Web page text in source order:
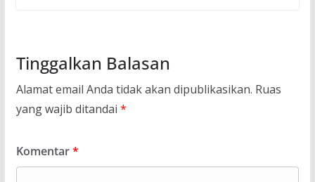
Tinggalkan Balasan
Alamat email Anda tidak akan dipublikasikan. Ruas
yang wajib ditandai *
Komentar*